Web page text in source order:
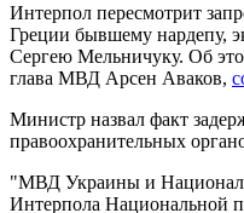
Интерпол пересмотрит
Греции бывшему нардепу,
Сергею Мельничуку. Об
глава МВД Арсен Аваков,
Министр назвал факт
правоохранительных
"МВД Украины и
Интерпола Национальной